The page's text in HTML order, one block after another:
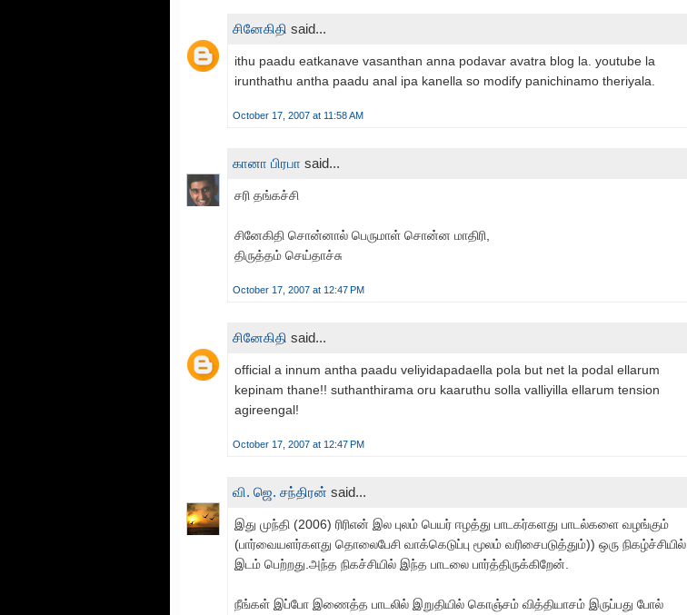
சினேகிதி said...
ithu paadu eatkanave vasanthan anna podavar avatra blog la. youtube la
irunthathu antha paadu anal ipa kanella so modify panichinamo theriyala.
October 17, 2007 at 11:58 AM
கானா பிரபா said...
சரி தங்கச்சி
சினேகிதி சொன்னால் பெருமாள் சொன்ன மாதிரி,
திருத்தம் செய்தாச்சு
October 17, 2007 at 12:47 PM
சினேகிதி said...
official a innum antha paadu veliyidapadaella pola but net la podal ellarum
kepinam thane!! suthanthirama oru kaaruthu solla valliyilla ellarum tension
agireengal!
October 17, 2007 at 12:47 PM
வி. ஜெ. சந்திரன் said...
இது முந்தி (2006) ரிரிஎன் இல புலம் பெயர் ஈழத்து பாடகர்களது பாடல்களை வழங்கும்
(பார்வையளர்களது தொலைபேசி வாக்கெடுப்பு மூலம் வரிசைபடுத்தும்)) ஒரு நிகழ்ச்சியில்
இடம் பெற்றது.அந்த நிகச்சியில் இந்த பாடலை பார்த்திருக்கிறேன்.
நீங்கள் இப்போ இணைத்த பாடலில் இறுதியில் கொஞ்சம் வித்தியாசம் இருப்பது போல்